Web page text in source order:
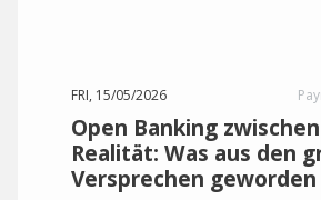
FRI, 15/05/2026
Open Banking
Realität: Was aus den
Versprechen